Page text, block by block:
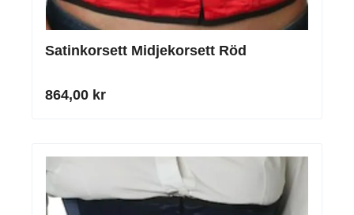
Satinkorsett Midjekorsett Röd
864,00 kr